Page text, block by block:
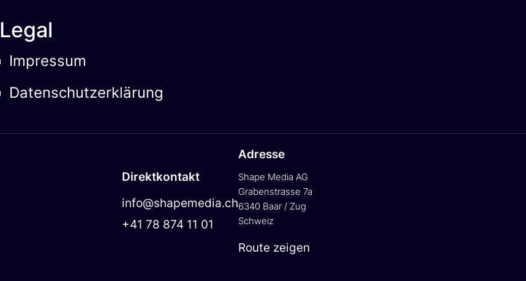
Legal
Impressum
Datenschutzerklärung
Direktkontakt
info@shapemedia.ch
+41 78 874 11 01
Adresse
Shape Media AG
Grabenstrasse 7a
6340 Baar / Zug
Schweiz
Route zeigen